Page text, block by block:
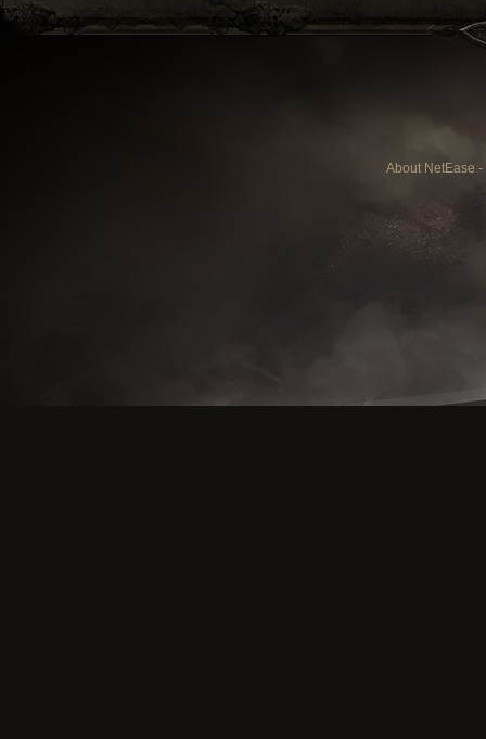
About NetEase -